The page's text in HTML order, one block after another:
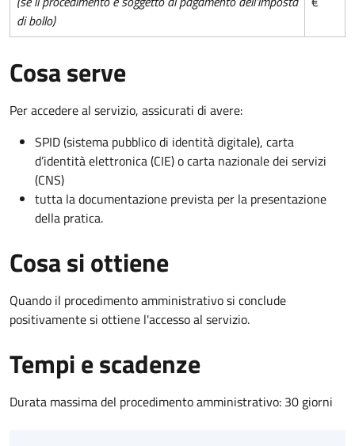
di bollo)
Cosa serve
Per accedere al servizio, assicurati di avere:
SPID (sistema pubblico di identità digitale), carta
d’identità elettronica (CIE) o carta nazionale dei servizi
(CNS)
tutta la documentazione prevista per la presentazione
della pratica.
Cosa si ottiene
Quando il procedimento amministrativo si conclude
positivamente si ottiene l'accesso al servizio.
Tempi e scadenze
Durata massima del procedimento amministrativo: 30 giorni